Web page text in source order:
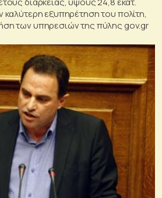
καλύτερη εξυπηρέτηση του πολίτη,
των υπηρεσιών της πύλης gov.gr